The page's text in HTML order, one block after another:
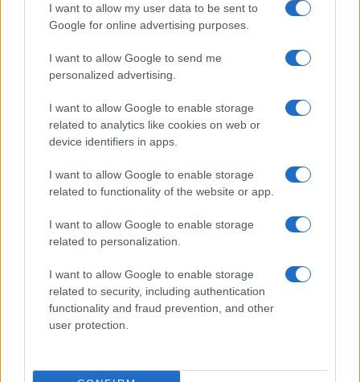
I want to allow my user data to be sent to
Google for online advertising purposes.
I want to allow Google to send me
personalized advertising.
I want to allow Google to enable storage
related to analytics like cookies on web or
device identifiers in apps.
I want to allow Google to enable storage
related to functionality of the website or app.
I want to allow Google to enable storage
related to personalization.
I want to allow Google to enable storage
related to security, including authentication
functionality and fraud prevention, and other
user protection.
Raid nelle campagne di Berchidda, rischio per
la rete elettrica
Mario Malu
Paolo Pinna